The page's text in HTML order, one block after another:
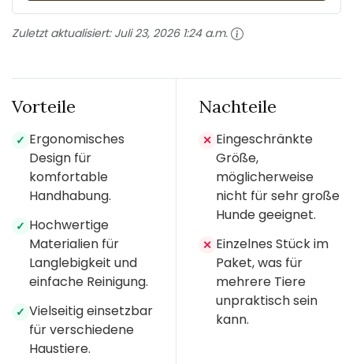
Zuletzt aktualisiert: Juli 23, 2026 1:24 a.m.
Vorteile
✓ Ergonomisches
Design für
komfortable
Handhabung.
✓ Hochwertige
Materialien für
Langlebigkeit und
einfache Reinigung.
✓ Vielseitig einsetzbar
für verschiedene
Haustiere.
Nachteile
✕ Eingeschränkte
Größe,
möglicherweise
nicht für sehr große
Hunde geeignet.
✕ Einzelnes Stück im
Paket, was für
mehrere Tiere
unpraktisch sein
kann.